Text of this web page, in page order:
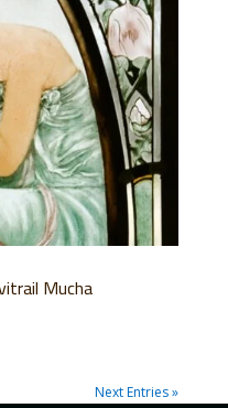
Mucha
Next Entries »